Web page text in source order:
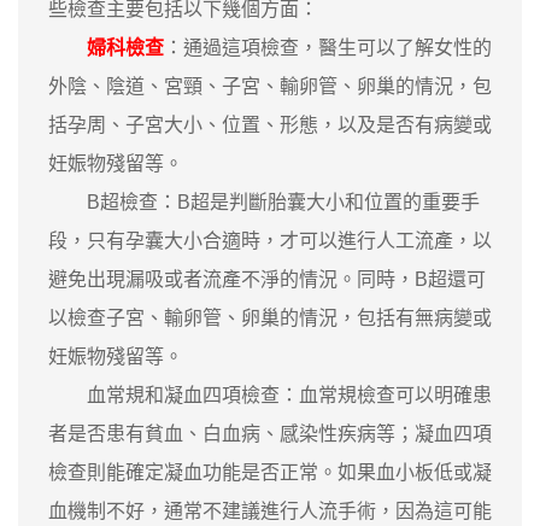
些檢查主要包括以下幾個方面：
婦科檢查 ：通過這項檢查，醫生可以了解女性的
外陰、陰道、宮頸、子宮、輸卵管、卵巢的情況，包
括孕周、子宮大小、位置、形態，以及是否有病變或
妊娠物殘留等。
B超檢查：B超是判斷胎囊大小和位置的重要手
段，只有孕囊大小合適時，才可以進行人工流產，以
避免出現漏吸或者流產不淨的情況。同時，B超還可
以檢查子宮、輸卵管、卵巢的情況，包括有無病變或
妊娠物殘留等。
血常規和凝血四項檢查：血常規檢查可以明確患
者是否患有貧血、白血病、感染性疾病等；凝血四項
檢查則能確定凝血功能是否正常。如果血小板低或凝
血機制不好，通常不建議進行人流手術，因為這可能